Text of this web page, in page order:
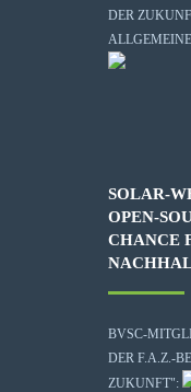
DER
SOLAR-
OPEN-
CHANCE
BVSC-
DER F.A.Z.-
ZUKUNFT":